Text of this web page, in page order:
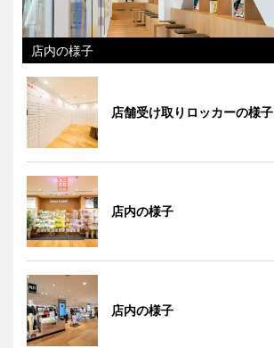
店内の様子
店舗受け取りロッカーの様子
店内の様子
店内の様子